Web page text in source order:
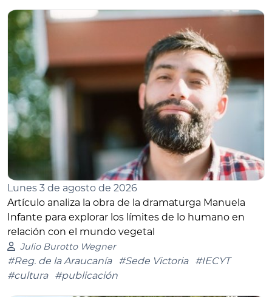
Lunes 3 de agosto de 2026
Artículo analiza la obra de la dramaturga Manuela
Infante para explorar los límites de lo humano en
relación con el mundo vegetal
Julio Burotto Wegner
#Reg. de la Araucanía #Sede Victoria
#IECYT
#cultura
#publicación